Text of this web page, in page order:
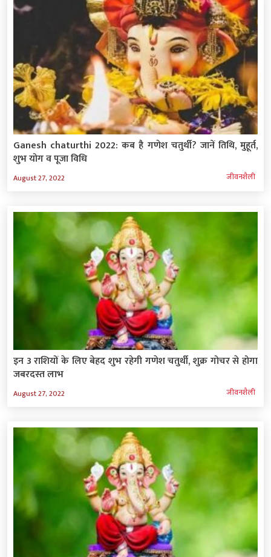
Ganesh chaturthi 2022: कब है गणेश चतुर्थी? जानें तिथि, मुहूर्त,
शुभ योग व पूजा विधि
August 27, 2022 जीवनशैली
इन 3 राशियों के लिए बेहद शुभ रहेगी गणेश चतुर्थी, शुक्र गोचर से होगा
जबरदस्‍त लाभ
August 27, 2022 जीवनशैली